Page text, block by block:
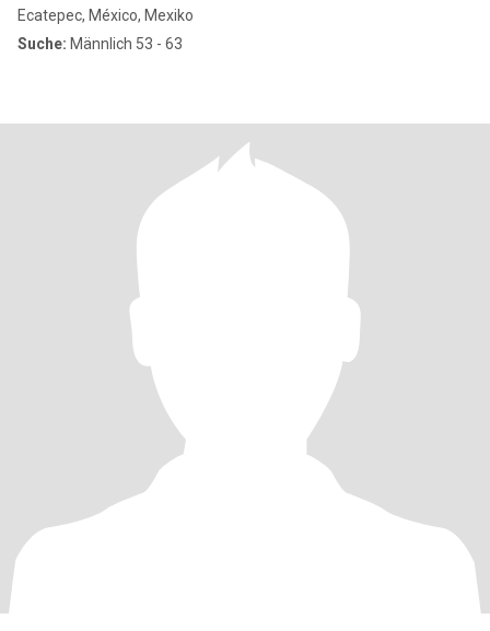
Ecatepec, México, Mexiko
Suche: Männlich 53 - 63